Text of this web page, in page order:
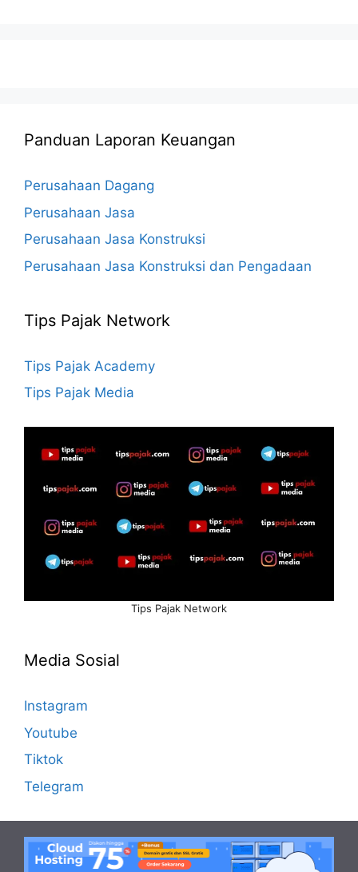
Panduan Laporan Keuangan
Perusahaan Dagang
Perusahaan Jasa
Perusahaan Jasa Konstruksi
Perusahaan Jasa Konstruksi dan Pengadaan
Tips Pajak Network
Tips Pajak Academy
Tips Pajak Media
Tips Pajak Network
Media Sosial
Instagram
Youtube
Tiktok
Telegram